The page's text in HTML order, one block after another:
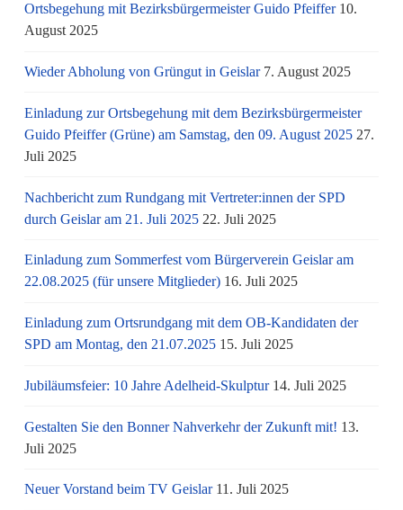
Ortsbegehung mit Bezirksbürgermeister Guido Pfeiffer 10.
August 2025
Wieder Abholung von Grüngut in Geislar 7. August 2025
Einladung zur Ortsbegehung mit dem Bezirksbürgermeister
Guido Pfeiffer (Grüne) am Samstag, den 09. August 2025 27.
Juli 2025
Nachbericht zum Rundgang mit Vertreter:innen der SPD
durch Geislar am 21. Juli 2025 22. Juli 2025
Einladung zum Sommerfest vom Bürgerverein Geislar am
22.08.2025 (für unsere Mitglieder) 16. Juli 2025
Einladung zum Ortsrundgang mit dem OB-Kandidaten der
SPD am Montag, den 21.07.2025 15. Juli 2025
Jubiläumsfeier: 10 Jahre Adelheid-Skulptur 14. Juli 2025
Gestalten Sie den Bonner Nahverkehr der Zukunft mit! 13.
Juli 2025
Neuer Vorstand beim TV Geislar 11. Juli 2025